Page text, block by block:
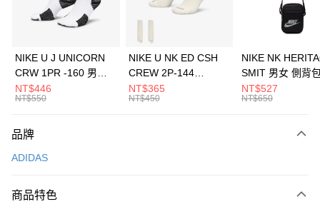
華南商業銀行
彰化商業銀行
上海商業儲蓄銀行
元大商業銀行
台灣樂天信用卡公司
Apple Pay
全盈+PAY
AFTEE先享後付
【關於「AFTEE先享後付」】
便利好安心！
３．安心：先確認商品／服務後，再付款。
運送方式
每筆NT$100，滿NT$1,500(含以上)免運費
NIKE U J UNICORN
CRW 1PR -160 男女
中統襪 FZ3393100
NT$446
NT$550
NIKE U NK ED CSH
CREW 2P-144
EMBRDY 男女 短統襪
FZ3073133
NT$365
NT$450
NIKE NK
SMIT 男女 側背
BA5871010
NT$527
NT$650
品牌
ADIDAS
商品特色